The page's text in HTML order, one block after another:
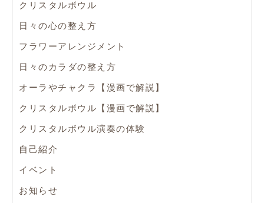
クリスタルボウル
日々の心の整え方
フラワーアレンジメント
日々のカラダの整え方
オーラやチャクラ【漫画で解説】
クリスタルボウル【漫画で解説】
クリスタルボウル演奏の体験
自己紹介
イベント
お知らせ